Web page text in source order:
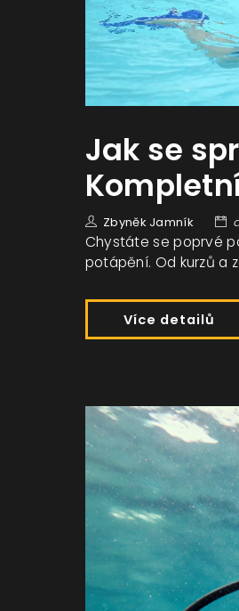
Jak se
Zbyněk Jamník
Chystáte se poprvé
potápění. Od kurzů a
Více detailů